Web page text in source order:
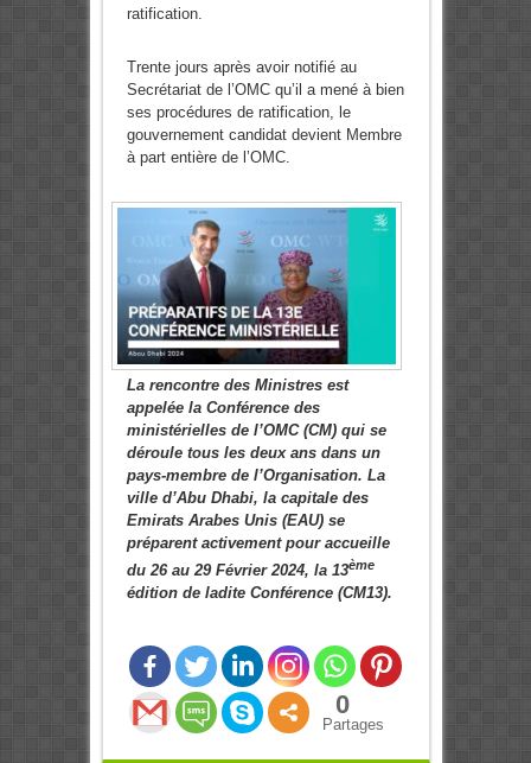
ratification.
Trente jours après avoir notifié au
Secrétariat de l’OMC qu’il a mené à bien
ses procédures de ratification, le
gouvernement candidat devient Membre
à part entière de l’OMC.
La rencontre des Ministres est
appelée la Conférence des
ministérielles de l’OMC (CM) qui se
déroule tous les deux ans dans un
pays-membre de l’Organisation. La
ville d’Abu Dhabi, la capitale des
Emirats Arabes Unis (EAU) se
préparent activement pour accueille
du 26 au 29 Février 2024, la 13ème
édition de ladite Conférence (CM13).
0
Partages